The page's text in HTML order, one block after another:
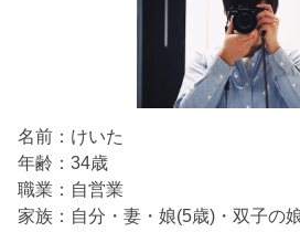
名前：けいた
年齢：34歳
職業：自営業
家族：自分・妻・娘(5歳)・双子の